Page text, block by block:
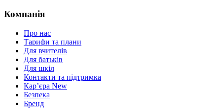
Компанія
Про нас
Тарифи та плани
Для вчителів
Для батьків
Для шкіл
Контакти та підтримка
Кар’єра New
Безпека
Бренд